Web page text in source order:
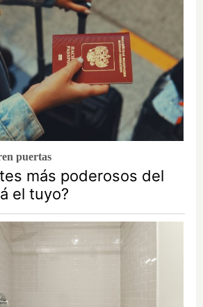
puertas
más poderosos del
el tuyo?